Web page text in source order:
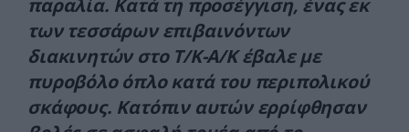
παραλία. Κατά τη προσέγγιση, ένας εκ
των τεσσάρων επιβαινόντων
διακινητών στο Τ/Κ-Α/Κ έβαλε με
πυροβόλο όπλο κατά του περιπολικού
σκάφους. Κατόπιν αυτών ερρίφθησαν